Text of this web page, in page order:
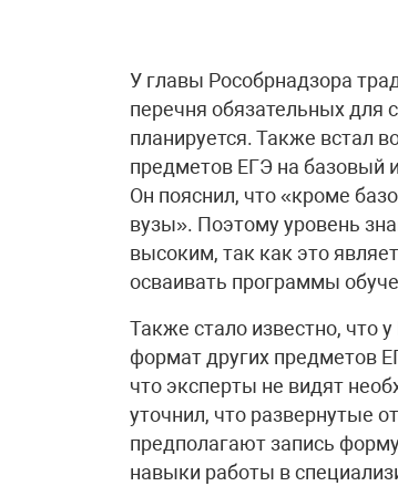
У главы Рособрнадзора
перечня обязательных для
планируется. Также встал
предметов ЕГЭ на базовый
Он пояснил, что «кроме
вузы». Поэтому уровень
высоким, так как это
осваивать программы
Также стало известно, что
формат других предметов
что эксперты не видят
уточнил, что развернутые
предполагают запись
навыки работы в